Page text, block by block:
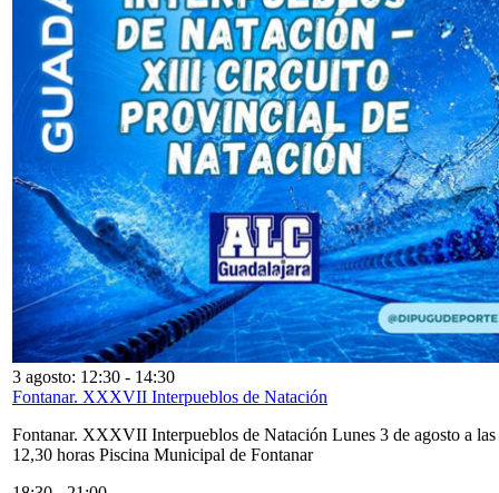
3 agosto: 12:30 - 14:30
Fontanar. XXXVII Interpueblos de Natación
Fontanar. XXXVII Interpueblos de Natación Lunes 3 de agosto a las
12,30 horas Piscina Municipal de Fontanar